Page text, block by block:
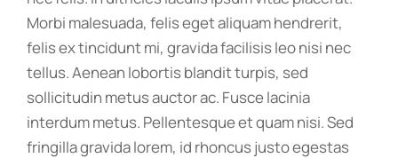
Morbi malesuada, felis eget aliquam hendrerit,
felis ex tincidunt mi, gravida facilisis leo nisi nec
tellus. Aenean lobortis blandit turpis, sed
sollicitudin metus auctor ac. Fusce lacinia
interdum metus. Pellentesque et quam nisi. Sed
fringilla gravida lorem, id rhoncus justo egestas